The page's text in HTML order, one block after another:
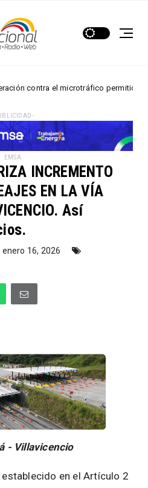
el microtráfico permitió que la
-
EMSA
INCREMENTO
EN LA VÍA
Así
enero 16, 2026
- Villavicencio
en el Artículo 2